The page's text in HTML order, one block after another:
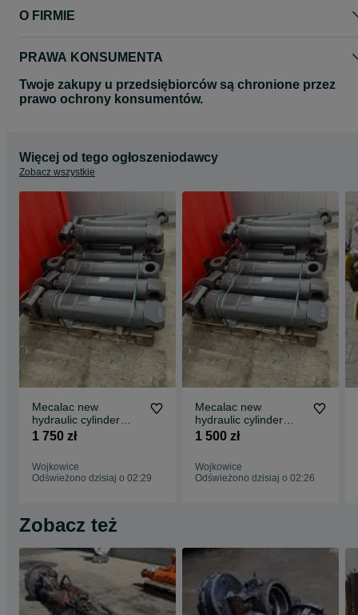
O FIRMIE
PRAWA KONSUMENTA
Twoje zakupy u przedsiębiorców są chronione przez
prawo ochrony konsumentów.
Więcej od tego ogłoszeniodawcy
Zobacz wszystkie
Mecalac new
hydraulic cylinder
cylinder diameter
1 750 zł
Wojkowice
Odświeżono dzisiaj o 02:29
Mecalac new
hydraulic cylinder
cylinder diameter 200
1 500 zł
Wojkowice
Odświeżono dzisiaj o 02:26
Zobacz też